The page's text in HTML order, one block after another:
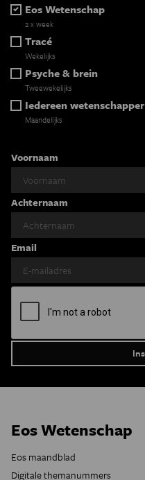
Eos Wetenschap
2 x week
Tracé
Wekelijks
Psyche & brein
Tweewekelijks
Iedereen wetenschapper
Maandelijks
Voornaam
Achternaam
Email
Eos Wetenschap
Eos maandblad
Digitale themanummers